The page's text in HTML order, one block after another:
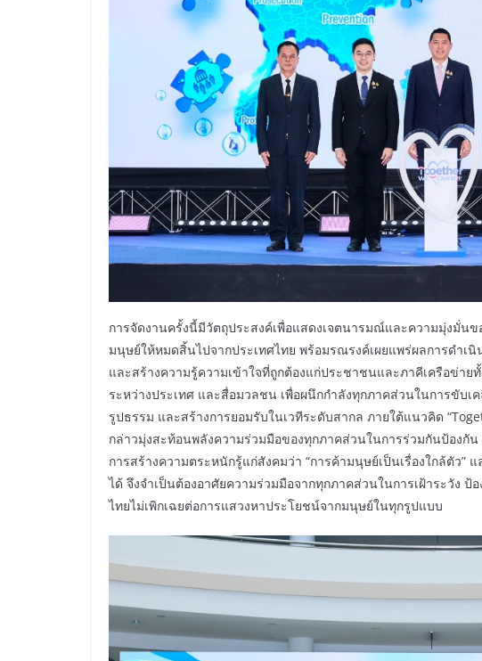
การจัดงานครั้งนี้มีวัตถุประสงค์เพื่อแสดงเจตนารมณ์และความมุ่งมั่น
มนุษย์ให้หมดสิ้นไปจากประเทศไทย พร้อมรณรงค์เผยแพร่ผลการดำเ
และสร้างความรู้ความเข้าใจที่ถูกต้องแก่ประชาชนและภาคีเครือข่า
ระหว่างประเทศ และสื่อมวลชน เพื่อผนึกกำลังทุกภาคส่วนในการขับ
รูปธรรม และสร้างการยอมรับในเวทีระดับสากล ภายใต้แนวคิด
กล่าวมุ่งสะท้อนพลังความร่วมมือของทุกภาคส่วนในการร่วมกันป้องกั
การสร้างความตระหนักรู้แก่สังคมว่า “การค้ามนุษย์เป็นเรื่องใกล้ตัว”
ได้ จึงจำเป็นต้องอาศัยความร่วมมือจากทุกภาคส่วนในการเฝ้าระวัง ป้
ไทยไม่เพิกเฉยต่อการแสวงหาประโยชน์จากมนุษย์ในทุกรูปแบบ